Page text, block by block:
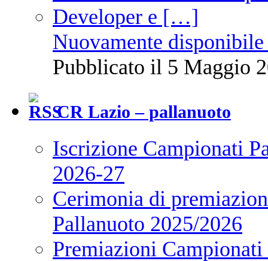
Nuovamente
Pubblicato il 5 Maggio
CR Lazio – pallanuoto
Iscrizione Campionati
2026-27
Cerimonia di
Pallanuoto 2025/2026
Premiazioni